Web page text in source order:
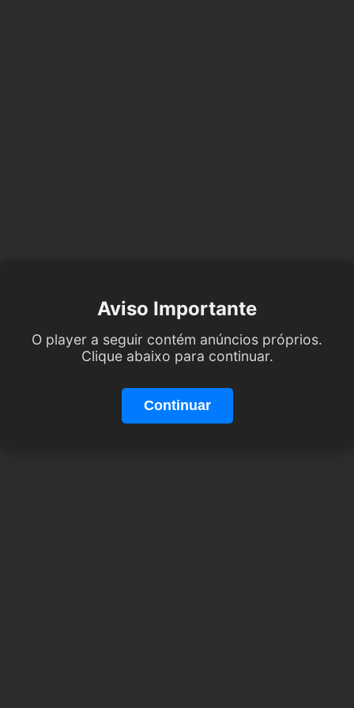
Aviso Importante
O player a seguir contém anúncios próprios.
Clique abaixo para continuar.
Continuar